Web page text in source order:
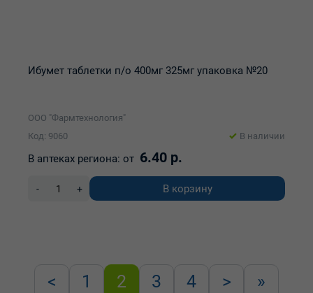
Ибумет таблетки п/о 400мг 325мг упаковка №20
ООО "Фармтехнология"
Код: 9060
В наличии
В аптеках региона: от 6.40 р.
- + В корзину
< 1 2 3 4 > »